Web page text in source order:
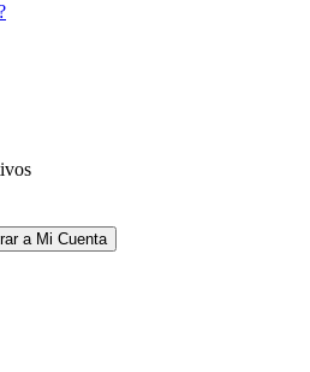
a Mi Cuenta